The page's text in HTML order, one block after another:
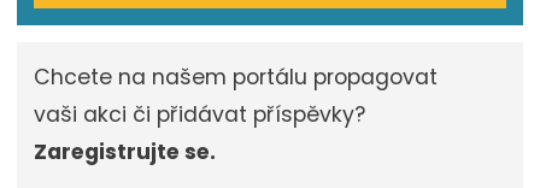
Chcete na našem portálu propagovat
vaši akci či přidávat příspěvky?
Zaregistrujte se.